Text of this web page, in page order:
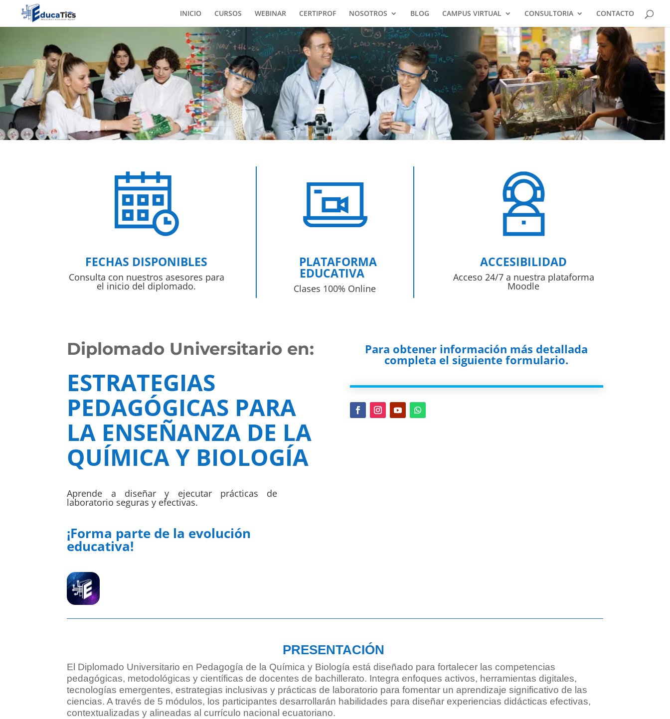
INICIO CURSOS WEBINAR CERTIPROF NOSOTROS BLOG CAMPUS VIRTUAL CONSULTORIA CONTACTO
FECHAS DISPONIBLES
Consulta con nuestros asesores para
el inicio del diplomado.
PLATAFORMA
EDUCATIVA
Clases 100% Online
ACCESIBILIDAD
Acceso 24/7 a nuestra plataforma
Moodle
Diplomado Universitario en:
ESTRATEGIAS
PEDAGÓGICAS PARA
LA ENSEÑANZA DE LA
QUÍMICA Y BIOLOGÍA
Aprende a diseñar y ejecutar prácticas de
laboratorio seguras y efectivas.
¡Forma parte de la evolución
educativa!
Para obtener información más detallada
completa el siguiente formulario.
PRESENTACIÓN
El Diplomado Universitario en Pedagogía de la Química y Biología está diseñado para fortalecer las competencias
pedagógicas, metodológicas y científicas de docentes de bachillerato. Integra enfoques activos, herramientas digitales,
tecnologías emergentes, estrategias inclusivas y prácticas de laboratorio para fomentar un aprendizaje significativo de las
ciencias. A través de 5 módulos, los participantes desarrollarán habilidades para diseñar experiencias didácticas efectivas,
contextualizadas y alineadas al currículo nacional ecuatoriano.